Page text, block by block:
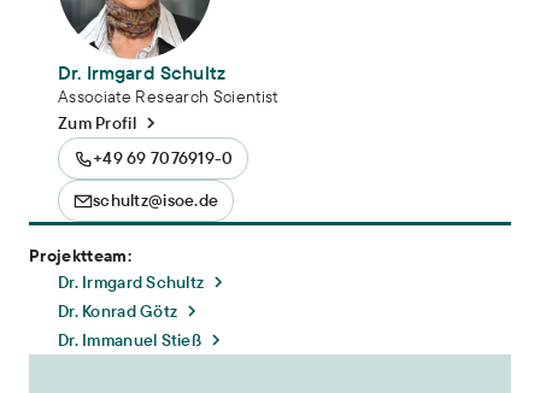
Dr. Irmgard Schultz
Associate Research Scientist
Zum Profil
+49 69 7076919-0
schultz@isoe.de
Projektteam:
Dr. Irmgard Schultz
Dr. Konrad Götz
Dr. Immanuel Stieß